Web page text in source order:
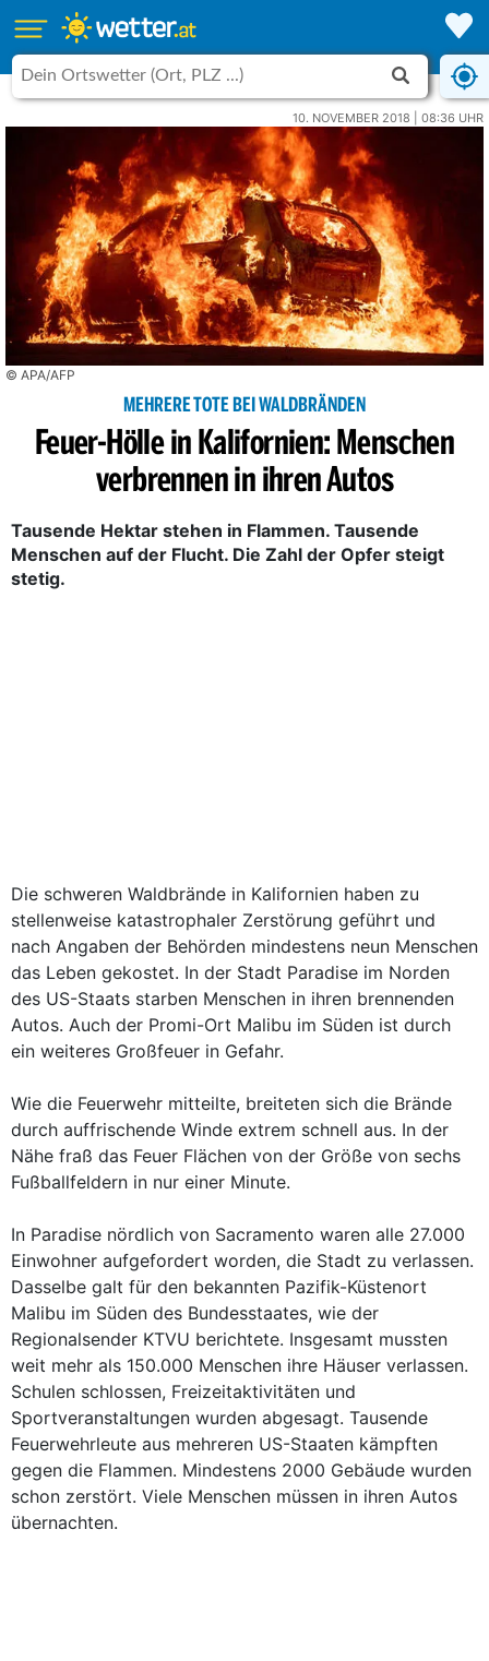
10. NOVEMBER 2018 | 08:36 UHR
© APA/AFP
MEHRERE TOTE BEI WALDBRÄNDEN
Feuer-Hölle in Kalifornien: Menschen
verbrennen in ihren Autos
Tausende Hektar stehen in Flammen. Tausende
Menschen auf der Flucht. Die Zahl der Opfer steigt
stetig.
Die schweren Waldbrände in Kalifornien haben zu
stellenweise katastrophaler Zerstörung geführt und
nach Angaben der Behörden mindestens neun Menschen
das Leben gekostet. In der Stadt Paradise im Norden
des US-Staats starben Menschen in ihren brennenden
Autos. Auch der Promi-Ort Malibu im Süden ist durch
ein weiteres Großfeuer in Gefahr.
Wie die Feuerwehr mitteilte, breiteten sich die Brände
durch auffrischende Winde extrem schnell aus. In der
Nähe fraß das Feuer Flächen von der Größe von sechs
Fußballfeldern in nur einer Minute.
In Paradise nördlich von Sacramento waren alle 27.000
Einwohner aufgefordert worden, die Stadt zu verlassen.
Dasselbe galt für den bekannten Pazifik-Küstenort
Malibu im Süden des Bundesstaates, wie der
Regionalsender KTVU berichtete. Insgesamt mussten
weit mehr als 150.000 Menschen ihre Häuser verlassen.
Schulen schlossen, Freizeitaktivitäten und
Sportveranstaltungen wurden abgesagt. Tausende
Feuerwehrleute aus mehreren US-Staaten kämpften
gegen die Flammen. Mindestens 2000 Gebäude wurden
schon zerstört. Viele Menschen müssen in ihren Autos
übernachten.